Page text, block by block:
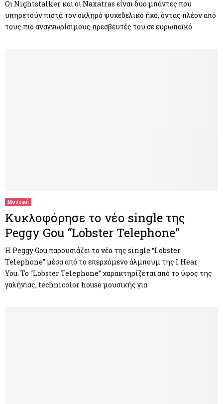
Οι Nightstalker και οι Naxatras είναι δυο μπάντες που
υπηρετούν πιστά τον σκληρό ψυχεδελικό ήχο, όντας πλέον από
τους πιο αναγνωρίσιμους πρεσβευτές του σε ευρωπαϊκό
Μουσική
Κυκλοφόρησε το νέο single της
Peggy Gou “Lobster Telephone”
Η Peggy Gou παρουσιάζει το νέο της single “Lobster
Telephone” μέσα από το επερχόμενο άλμπουμ της I Hear
You. Το “Lobster Telephone” χαρακτηρίζεται από το ύφος της
γαλήνιας, technicolor house μουσικής για